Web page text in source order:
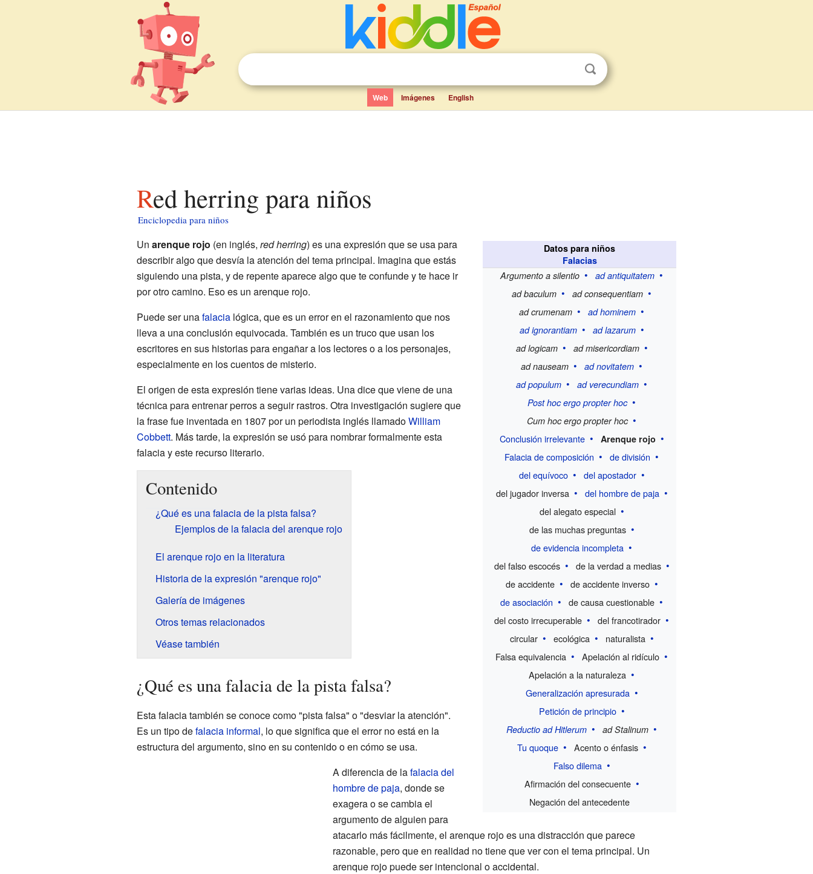
Web Imágenes English
Red herring para niños
Enciclopedia para niños
Datos para niños
Falacias
Argumento a silentio
ad antiquitatem
ad baculum
ad consequentiam
ad crumenam
ad hominem
ad ignorantiam
ad lazarum
ad logicam
ad misericordiam
ad nauseam
ad novitatem
ad populum
ad verecundiam
Post hoc ergo propter hoc
Cum hoc ergo propter hoc
Conclusión irrelevante Arenque rojo
Falacia de composición
de división
del equívoco
del apostador
del jugador inversa
del hombre de paja
del alegato especial
de las muchas preguntas
de evidencia incompleta
del falso escocés
de la verdad a medias
de accidente
de accidente inverso
de asociación
de causa cuestionable
del costo irrecuperable
del francotirador
circular
ecológica
naturalista
Falsa equivalencia
Apelación al ridículo
Apelación a la naturaleza
Generalización apresurada
Petición de principio
Reductio ad Hitlerum ad Stalinum
Tu quoque
Acento o énfasis
Falso dilema
Afirmación del consecuente
Negación del antecedente
Un arenque rojo (en inglés, red herring) es una expresión que se usa para
describir algo que desvía la atención del tema principal. Imagina que estás
siguiendo una pista, y de repente aparece algo que te confunde y te hace ir
por otro camino. Eso es un arenque rojo.
Puede ser unafalacialógica, que es un error en el razonamiento que nos
lleva a una conclusión equivocada. También es un truco que usan los
escritores en sus historias para engañar a los lectores o a los personajes,
especialmente en los cuentos de misterio.
El origen de esta expresión tiene varias ideas. Una dice que viene de una
técnica para entrenar perros a seguir rastros. Otra investigación sugiere que
la frase fue inventada en 1807 por un periodista inglés llamadoWilliam
Cobbett. Más tarde, la expresión se usó para nombrar formalmente esta
falacia y este recurso literario.
Contenido
¿Qué es una falacia de la pista falsa?
Ejemplos de la falacia del arenque rojo
El arenque rojo en la literatura
Historia de la expresión "arenque rojo"
Galería de imágenes
Otros temas relacionados
Véase también
¿Qué es una falacia de la pista falsa?
Esta falacia también se conoce como "pista falsa" o "desviar la atención".
Es un tipo defalacia informal, lo que significa que el error no está en la
estructura del argumento, sino en su contenido o en cómo se usa.
A diferencia de lafalacia del
hombre de paja, donde se
exagera o se cambia el
argumento de alguien para
atacarlo más fácilmente, el arenque rojo es una distracción que parece
razonable, pero que en realidad no tiene que ver con el tema principal. Un
arenque rojo puede ser intencional o accidental.